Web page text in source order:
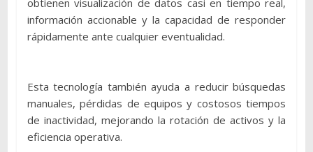
obtienen visualización de datos casi en tiempo real,
información accionable y la capacidad de responder
rápidamente ante cualquier eventualidad.
Esta tecnología también ayuda a reducir búsquedas
manuales, pérdidas de equipos y costosos tiempos
de inactividad, mejorando la rotación de activos y la
eficiencia operativa.